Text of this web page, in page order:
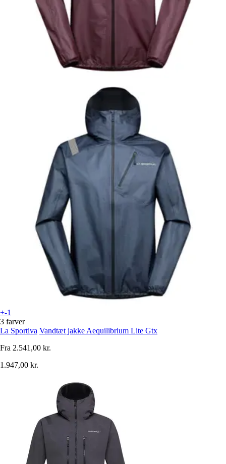
+-1
3 farver
La Sportiva Vandtæt jakke Aequilibrium Lite Gtx
Fra 2.541,00 kr.
1.947,00 kr.